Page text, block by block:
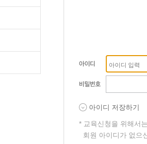
아이디 저장하기
* 교육신청을 위해서
회원 아이디가 없으